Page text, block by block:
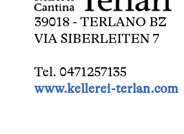
39018 - TERLANO BZ
VIA SIBERLEITEN 7
Tel. 0471257135
www.kellerei-terlan.com